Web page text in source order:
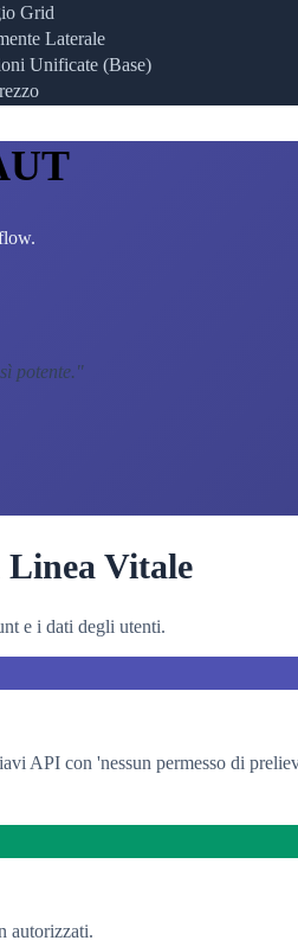
Grid
Laterale
Unificate (Base)
potente."
Linea Vitale
e i dati degli utenti.
API con 'nessun permesso di
autorizzati.